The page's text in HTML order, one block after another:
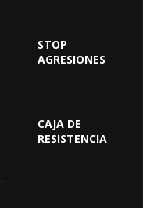
STOP
AGRESIONES
CAJA DE
RESISTENCIA